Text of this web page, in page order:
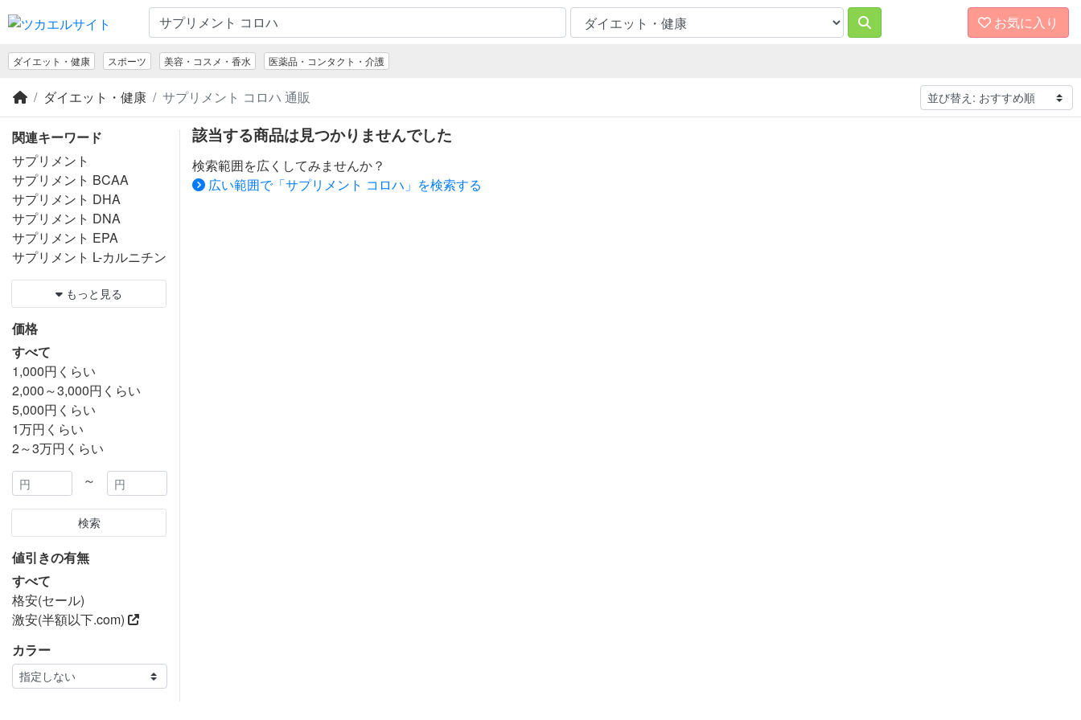
お気に入り
ダイエット・健康 スポーツ 美容・コスメ・香水 医薬品・コンタクト・介護
ダイエット・健康 サプリメント コロハ 通販
関連キーワード
サプリメント
サプリメント BCAA
サプリメント DHA
サプリメント DNA
サプリメント EPA
サプリメント L-カルニチン
もっと見る
価格
すべて
1,000円くらい
2,000～3,000円くらい
5,000円くらい
1万円くらい
2～3万円くらい
～
検索
値引きの有無
すべて
格安(セール)
激安(半額以下.com)
カラー
該当する商品は見つかりませんでした
検索範囲を広くしてみませんか？
広い範囲で「サプリメント コロハ」を検索する